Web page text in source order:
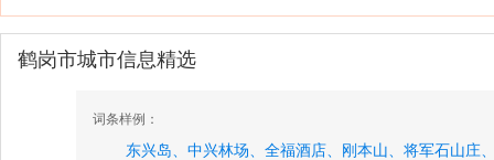
鹤岗市城市信息精选
词条样例：
东兴岛、 中兴林场、 全福酒店、 刚本山、 将军石山庄